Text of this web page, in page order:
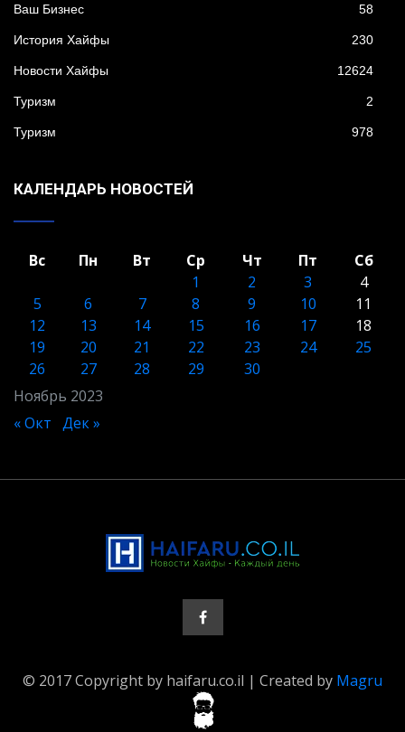
Ваш Бизнес 58
История Хайфы 230
Новости Хайфы 12624
Туризм 2
Туризм 978
КАЛЕНДАРЬ НОВОСТЕЙ
Ноябрь 2023
Вс Пн Вт Ср Чт Пт
Сб
1
2 3
4
5
6 7 8 9 10
11
12
13 14 15 16 17
18
19
20 21 22 23 24
25
26
27 28 29 30
« Окт Дек »
© 2017 Copyright by haifaru.co.il | Created by Magru